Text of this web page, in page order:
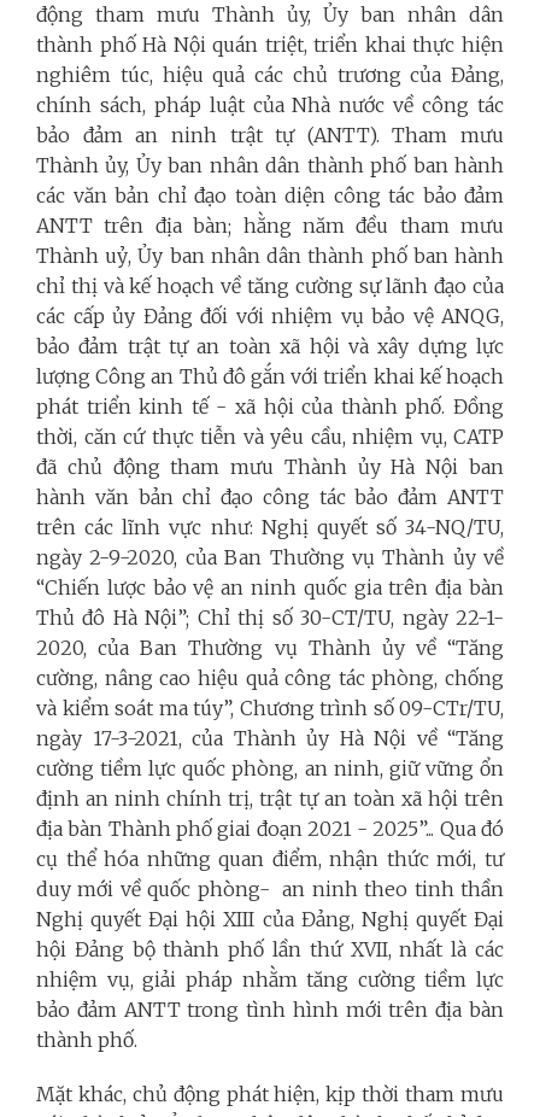
động tham mưu Thành ủy, Ủy ban nhân dân
thành phố Hà Nội quán triệt, triển khai thực hiện
nghiêm túc, hiệu quả các chủ trương của Đảng,
chính sách, pháp luật của Nhà nước về công tác
bảo đảm an ninh trật tự (ANTT). Tham mưu
Thành ủy, Ủy ban nhân dân thành phố ban hành
các văn bản chỉ đạo toàn diện công tác bảo đảm
ANTT trên địa bàn; hằng năm đều tham mưu
Thành uỷ, Ủy ban nhân dân thành phố ban hành
chỉ thị và kế hoạch về tăng cường sự lãnh đạo của
các cấp ủy Đảng đối với nhiệm vụ bảo vệ ANQG,
bảo đảm trật tự an toàn xã hội và xây dựng lực
lượng Công an Thủ đô gắn với triển khai kế hoạch
phát triển kinh tế - xã hội của thành phố. Đồng
thời, căn cứ thực tiễn và yêu cầu, nhiệm vụ, CATP
đã chủ động tham mưu Thành ủy Hà Nội ban
hành văn bản chỉ đạo công tác bảo đảm ANTT
trên các lĩnh vực như: Nghị quyết số 34-NQ/TU,
ngày 2-9-2020, của Ban Thường vụ Thành ủy về
“Chiến lược bảo vệ an ninh quốc gia trên địa bàn
Thủ đô Hà Nội”; Chỉ thị số 30-CT/TU, ngày 22-1-
2020, của Ban Thường vụ Thành ủy về “Tăng
cường, nâng cao hiệu quả công tác phòng, chống
và kiểm soát ma túy”, Chương trình số 09-CTr/TU,
ngày 17-3-2021, của Thành ủy Hà Nội về “Tăng
cường tiềm lực quốc phòng, an ninh, giữ vững ổn
định an ninh chính trị, trật tự an toàn xã hội trên
địa bàn Thành phố giai đoạn 2021 - 2025”... Qua đó
cụ thể hóa những quan điểm, nhận thức mới, tư
duy mới về quốc phòng- an ninh theo tinh thần
Nghị quyết Đại hội XIII của Đảng, Nghị quyết Đại
hội Đảng bộ thành phố lần thứ XVII, nhất là các
nhiệm vụ, giải pháp nhằm tăng cường tiềm lực
bảo đảm ANTT trong tình hình mới trên địa bàn
thành phố.
Mặt khác, chủ động phát hiện, kịp thời tham mưu